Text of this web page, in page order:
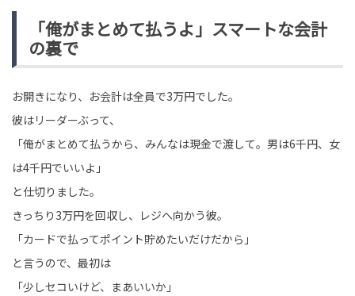
「俺がまとめて払うよ」スマートな会計
の裏で
お開きになり、お会計は全員で3万円でした。
彼はリーダーぶって、
「俺がまとめて払うから、みんなは現金で渡して。男は6千円、女
は4千円でいいよ」
と仕切りました。
きっちり3万円を回収し、レジへ向かう彼。
「カードで払ってポイント貯めたいだけだから」
と言うので、最初は
「少しセコいけど、まあいいか」